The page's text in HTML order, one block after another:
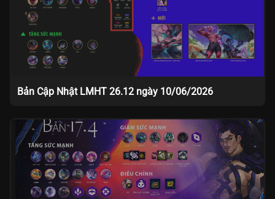
Bản Cập Nhật LMHT 26.12 ngày 10/06/2026